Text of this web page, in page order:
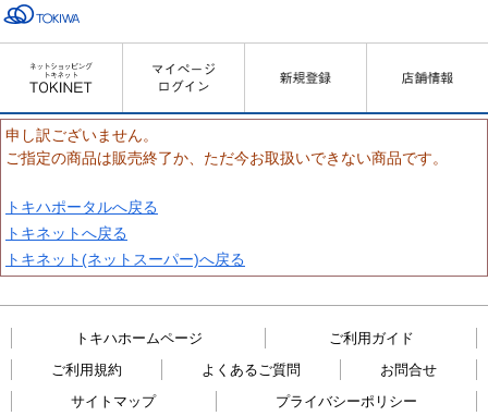
申し訳ございません。
ご指定の商品は販売終了か、ただ今お取扱いできない商品です。
トキハポータルへ戻る
トキネットへ戻る
トキネット(ネットスーパー)へ戻る
トキハホームページ
ご利用ガイド
ご利用規約
よくあるご質問
お問合せ
サイトマップ
プライバシーポリシー